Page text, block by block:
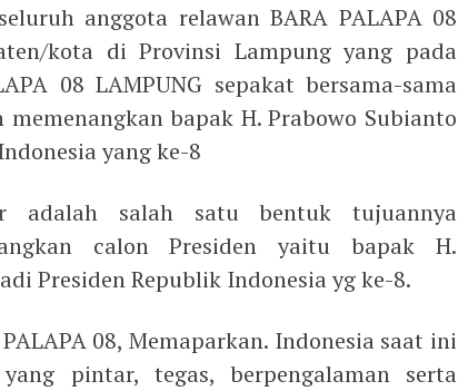
anggota relawan BARA PALAPA 08
kota di Provinsi Lampung yang pada
08 LAMPUNG sepakat bersama-sama
bapak H. Prabowo Subianto
yang ke-8
adalah salah satu bentuk tujuannya
calon Presiden yaitu bapak H.
Presiden Republik Indonesia yg ke-8.
08, Memaparkan. Indonesia saat ini
pintar, tegas, berpengalaman serta